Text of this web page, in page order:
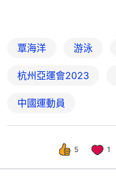
覃海洋 游泳
杭州亞運會2023
中國運動員
5 1